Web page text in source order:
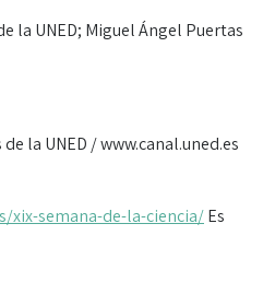
la UNED; Miguel Ángel Puertas
la UNED / www.canal.uned.es
xix-semana-de-la-ciencia/Es